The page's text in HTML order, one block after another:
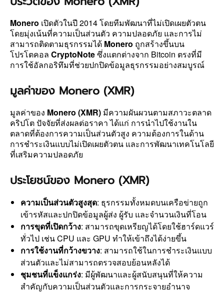
Monero เปิดตัวในปี 2014 โดยทีมพัฒนาที่ไม่เปิดเผยตัวตน
โดยมุ่งเน้นที่ความเป็นส่วนตัว ความปลอดภัย และการไม่
สามารถติดตามธุรกรรมได้ Monero ถูกสร้างขึ้นบน
โปรโตคอล CryptoNoteซึ่งแตกต่างจาก Bitcoin ตรงที่มี
การใช้อัลกอริทึมที่ช่วยปกปิดข้อมูลธุรกรรมอย่างสมบูรณ์
มูลค่าของ Monero (XMR)
มูลค่าของ Monero (XMR) มีความผันผวนตามสภาวะตลาด
คริปโต ปัจจัยที่ส่งผลต่อราคา ได้แก่ การนำไปใช้งานใน
ตลาดที่ต้องการความเป็นส่วนตัวสูง ความต้องการในด้าน
การชำระเงินแบบไม่เปิดเผยตัวตน และการพัฒนาเทคโนโลยี
ที่เสริมความปลอดภัย
ประโยชน์ของ Monero (XMR)
ความเป็นส่วนตัวสูงสุด: ธุรกรรมทั้งหมดบนเครือข่ายถูก
เข้ารหัสและปกปิดข้อมูลผู้ส่ง ผู้รับ และจำนวนเงินที่โอน
การขุดที่เปิดกว้าง: สามารถขุดเหรียญได้โดยใช้ฮาร์ดแวร์
ทั่วไป เช่น CPU และ GPU ทำให้เข้าถึงได้ง่ายขึ้น
การใช้งานที่กว้างขวาง: สามารถใช้ในการชำระเงินแบบ
ส่วนตัวและไม่สามารถตรวจสอบย้อนหลังได้
ชุมชนที่แข็งแกร่ง: มีผู้พัฒนาและผู้สนับสนุนที่ให้ความ
สำคัญกับความเป็นส่วนตัวและการกระจายอำนาจ